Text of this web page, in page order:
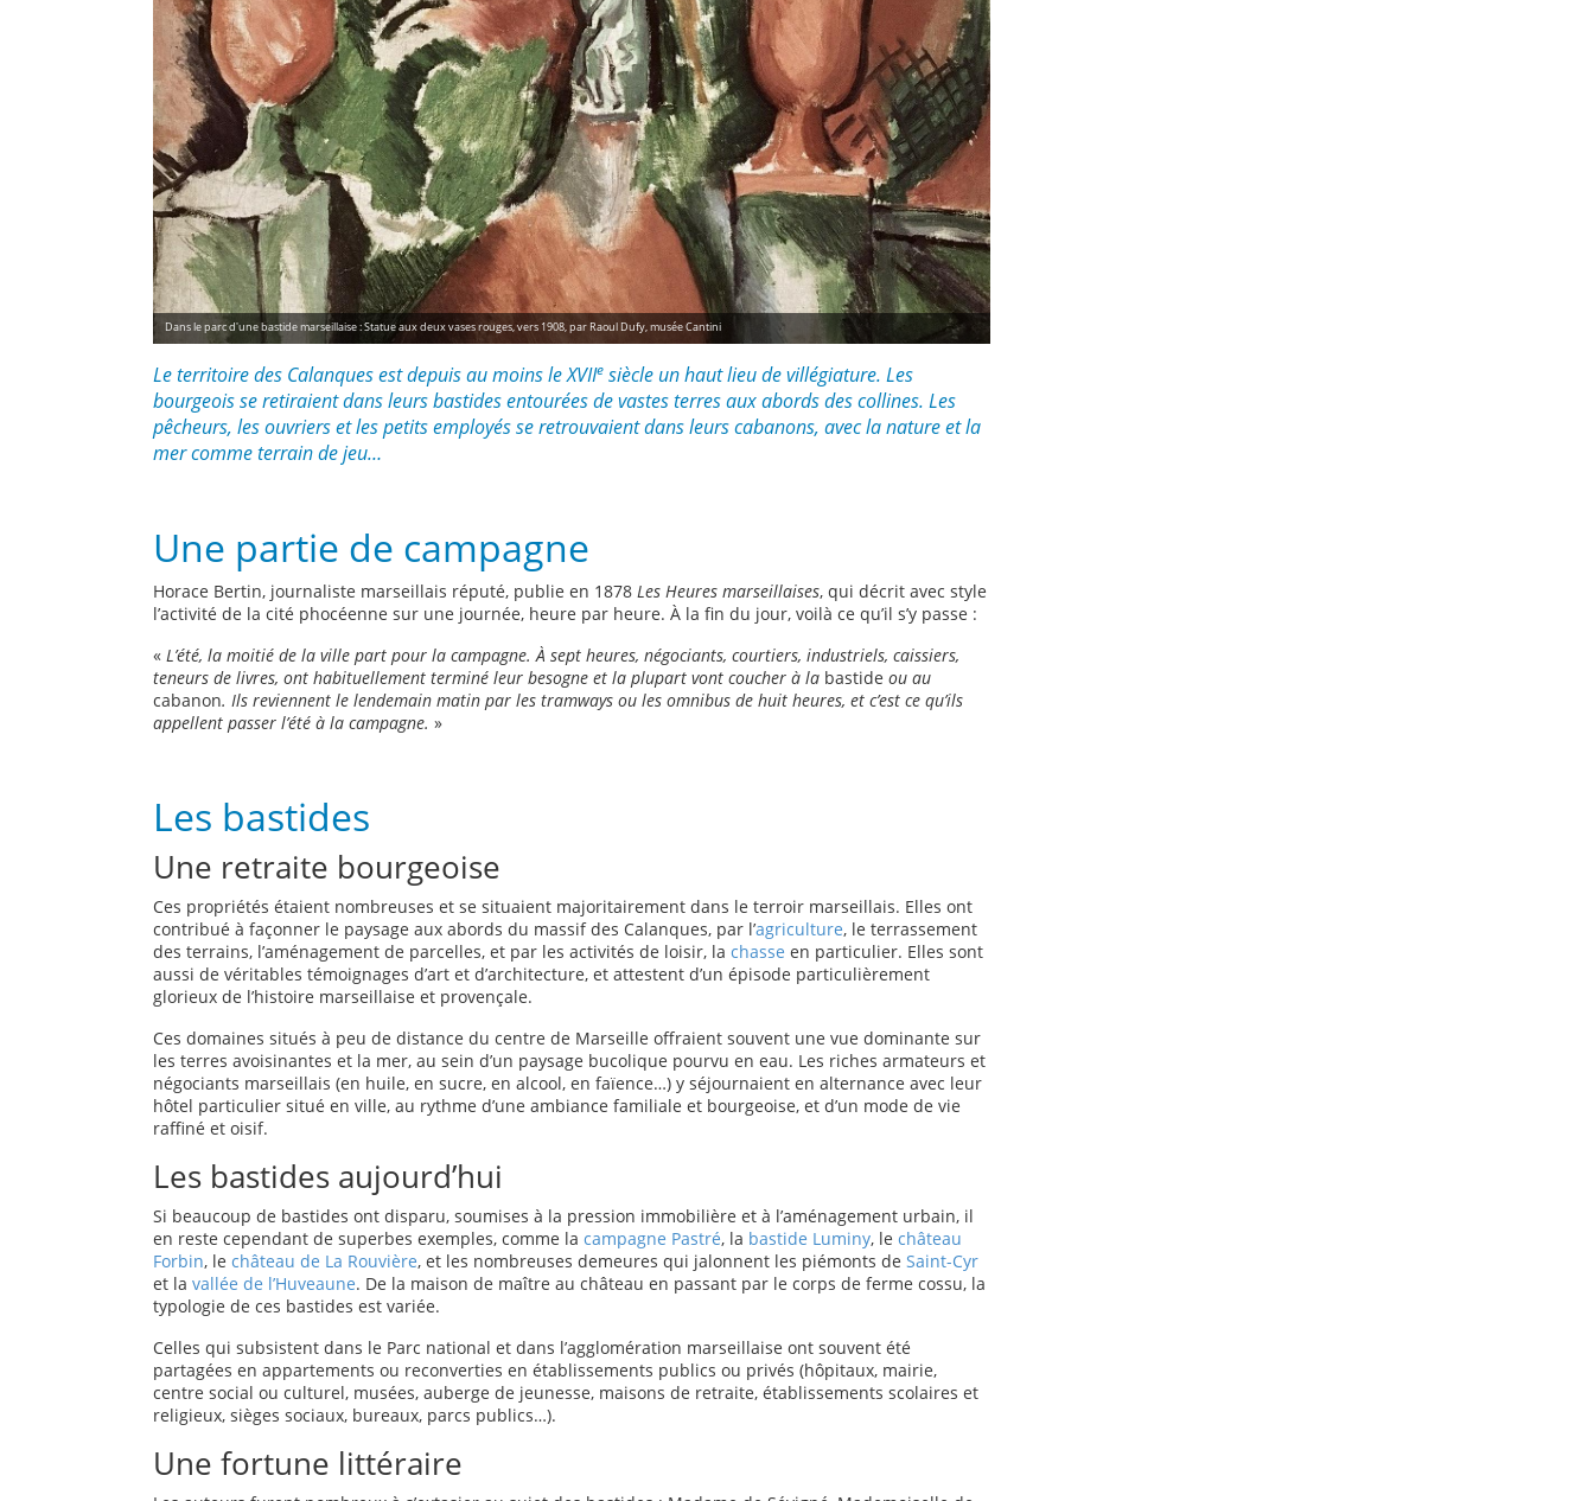
Dans le parc d'une bastide marseillaise : Statue aux deux vases rouges, vers 1908, par Raoul Dufy, musée Cantini
Le territoire des Calanques est depuis au moins le XVIIe siècle un haut lieu de villégiature. Les
bourgeois se retiraient dans leurs bastides entourées de vastes terres aux abords des collines. Les
pêcheurs, les ouvriers et les petits employés se retrouvaient dans leurs cabanons, avec la nature et la
mer comme terrain de jeu…
Une partie de campagne
Horace Bertin, journaliste marseillais réputé, publie en 1878 Les Heures marseillaises, qui décrit avec style
l’activité de la cité phocéenne sur une journée, heure par heure. À la fin du jour, voilà ce qu’il s’y passe :
« L’été, la moitié de la ville part pour la campagne. À sept heures, négociants, courtiers, industriels, caissiers,
teneurs de livres, ont habituellement terminé leur besogne et la plupart vont coucher à la bastide ou au
cabanon. Ils reviennent le lendemain matin par les tramways ou les omnibus de huit heures, et c’est ce qu’ils
appellent passer l’été à la campagne. »
Les bastides
Une retraite bourgeoise
Ces propriétés étaient nombreuses et se situaient majoritairement dans le terroir marseillais. Elles ont
contribué à façonner le paysage aux abords du massif des Calanques, par l’agriculture, le terrassement
des terrains, l’aménagement de parcelles, et par les activités de loisir, la chasse en particulier. Elles sont
aussi de véritables témoignages d’art et d’architecture, et attestent d’un épisode particulièrement
glorieux de l’histoire marseillaise et provençale.
Ces domaines situés à peu de distance du centre de Marseille offraient souvent une vue dominante sur
les terres avoisinantes et la mer, au sein d’un paysage bucolique pourvu en eau. Les riches armateurs et
négociants marseillais (en huile, en sucre, en alcool, en faïence…) y séjournaient en alternance avec leur
hôtel particulier situé en ville, au rythme d’une ambiance familiale et bourgeoise, et d’un mode de vie
raffiné et oisif.
Les bastides aujourd’hui
Si beaucoup de bastides ont disparu, soumises à la pression immobilière et à l’aménagement urbain, il
en reste cependant de superbes exemples, comme la campagne Pastré, la bastide Luminy, le château
Forbin, le château de La Rouvière, et les nombreuses demeures qui jalonnent les piémonts de Saint-Cyr
et la vallée de l’Huveaune. De la maison de maître au château en passant par le corps de ferme cossu, la
typologie de ces bastides est variée.
Celles qui subsistent dans le Parc national et dans l’agglomération marseillaise ont souvent été
partagées en appartements ou reconverties en établissements publics ou privés (hôpitaux, mairie,
centre social ou culturel, musées, auberge de jeunesse, maisons de retraite, établissements scolaires et
religieux, sièges sociaux, bureaux, parcs publics…).
Une fortune littéraire